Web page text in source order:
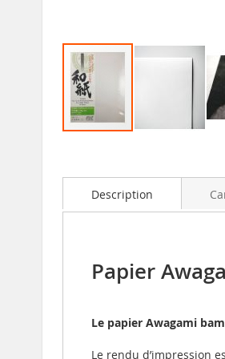
beginningDescription
Papier
Le papier Awagami
Le rendu d’impression